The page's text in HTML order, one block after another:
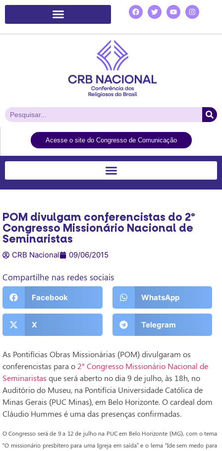
Acesse o site do Congresso de Comunicação
POM divulgam conferencistas do 2º
Congresso Missionário Nacional de
Seminaristas
CRB Nacional 09/06/2015
Compartilhe nas redes sociais
Facebook WhatsApp
X Telegram
As Pontifícias Obras Missionárias (POM) divulgaram os
conferencistas para o 2° Congresso Missionário Nacional de
Seminaristas que será aberto no dia 9 de julho, às 18h, no
Auditório do Museu, na Pontifícia Universidade Católica de
Minas Gerais (PUC Minas), em Belo Horizonte. O cardeal dom
Cláudio Hummes é uma das presenças confirmadas.
O Congresso será de 9 a 12 de julho na PUC em Belo Horizonte (MG), com o tema
“O missionário presbítero para uma Igreja em saída” e o lema “Ide sem medo para